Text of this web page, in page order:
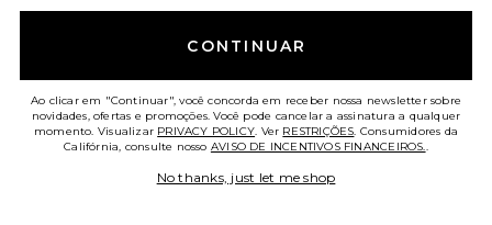
CONTINUAR
Ao clicar em "Continuar", você concorda em receber nossa newsletter sobre
novidades, ofertas e promoções. Você pode cancelar a assinatura a qualquer
momento. Visualizar PRIVACY POLICY. Ver RESTRIÇÕES. Consumidores da
Califórnia, consulte nosso AVISO DE INCENTIVOS FINANCEIROS..
No thanks, just let me shop